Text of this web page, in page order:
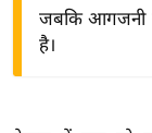
जबकि आगजनी से
है।